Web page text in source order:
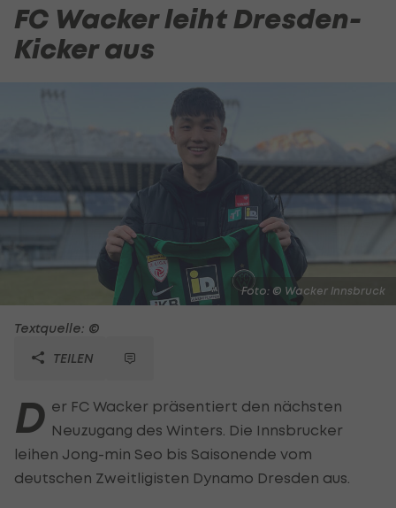
FC Wacker leiht Dresden-
Kicker aus
Foto: © Wacker Innsbruck
Textquelle: ©
TEILEN
D er FC Wacker präsentiert den nächsten
Neuzugang des Winters. Die Innsbrucker
leihen Jong-min Seo bis Saisonende vom
deutschen Zweitligisten Dynamo Dresden aus.